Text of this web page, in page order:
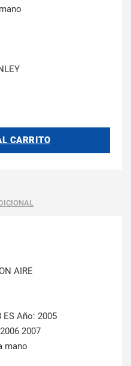
CARRITO
AIRE
ES Año: 2005
2007
mano